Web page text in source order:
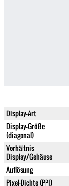
Display-Art
Display-Größe
(diagonal)
Verhältnis
Display/Gehäuse
Auflösung
Pixel-Dichte (PPI)